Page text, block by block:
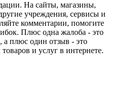
На сайты, магазины,
учреждения, сервисы и
комментарии, помогите
Плюс одна жалоба - это
а плюс один отзыв - это
и услуг в интернете.